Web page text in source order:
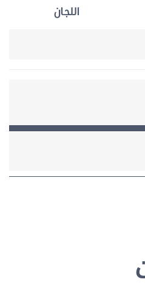
اللجان